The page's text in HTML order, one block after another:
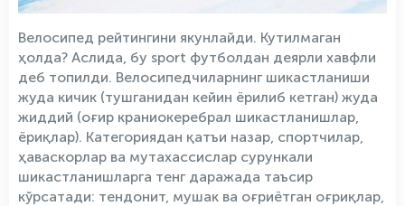
Велосипед рейтингини якунлайди. Кутилмаган
ҳолда? Аслида, бу sport футболдан деярли хавфли
деб топилди. Велосипедчиларнинг шикастланиши
жуда кичик (тушганидан кейин ёрилиб кетган) жуда
жиддий (оғир краниокеребрал шикастланишлар,
ёриқлар). Категориядан қатъи назар, спортчилар,
ҳаваскорлар ва мутахассислар сурункали
шикастланишларга тенг даражада таъсир
кўрсатади: тендонит, мушак ва оғриётган оғриқлар,